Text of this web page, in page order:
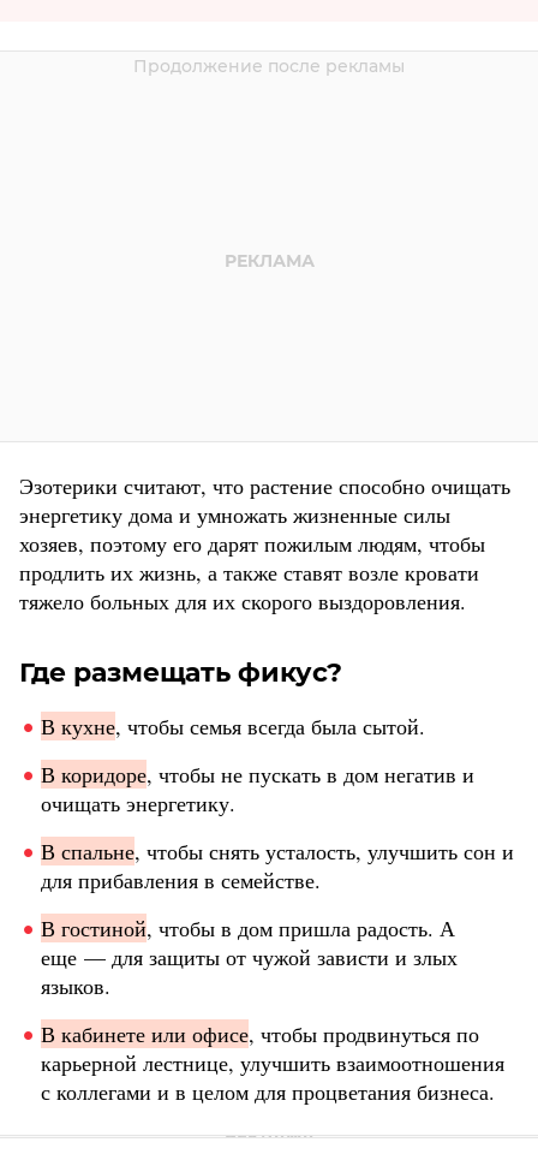
Эзотерики считают, что растение способно очищать
энергетику дома и умножать жизненные силы
хозяев, поэтому его дарят пожилым людям, чтобы
продлить их жизнь, а также ставят возле кровати
тяжело больных для их скорого выздоровления.
Где размещать фикус?
В кухне, чтобы семья всегда была сытой.
В коридоре, чтобы не пускать в дом негатив и
очищать энергетику.
В спальне, чтобы снять усталость, улучшить сон и
для прибавления в семействе.
В гостиной, чтобы в дом пришла радость. А
еще — для защиты от чужой зависти и злых
языков.
В кабинете или офисе, чтобы продвинуться по
карьерной лестнице, улучшить взаимоотношения
с коллегами и в целом для процветания бизнеса.